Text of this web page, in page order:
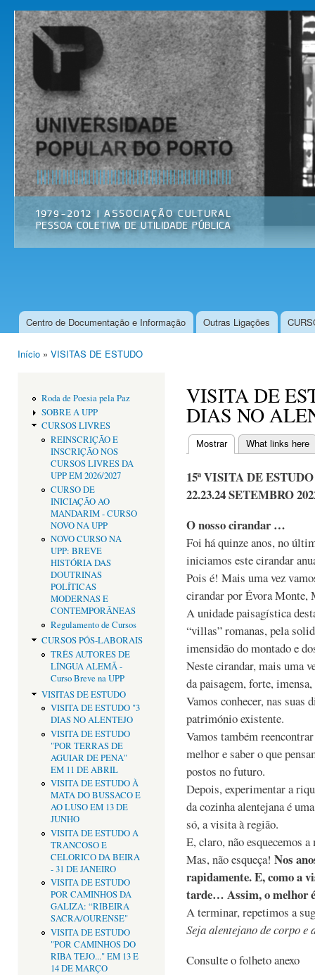
Universidade
Popular do
Porto
Associação
Cultural
Menu principal
Centro de Documentação e Informação Outras Ligações
Início » VISITAS DE ESTUDO
Roda de Poesia pela Paz
SOBRE A UPP
CURSOS LIVRES
REINSCRIÇÃO E
INSCRIÇÃO NOS
CURSOS LIVRES DA
UPP EM 2026/2027
CURSO DE
INICIAÇÃO AO
MANDARIM - CURSO
NOVO NA UPP
NOVO CURSO NA
UPP: BREVE
HISTÓRIA DAS
DOUTRINAS
POLÍTICAS
MODERNAS E
CONTEMPORÂNEAS
Regulamento de Cursos
CURSOS PÓS-LABORAIS
TRÊS AUTORES DE
LÍNGUA ALEMÃ -
Curso Breve na UPP
VISITAS DE ESTUDO
VISITA DE ESTUDO "3
DIAS NO ALENTEJO
VISITA DE ESTUDO
"POR TERRAS DE
AGUIAR DE PENA"
EM 11 DE ABRIL
VISITA DE ESTUDO À
MATA DO BUSSACO E
AO LUSO EM 13 DE
JUNHO
VISITA DE ESTUDO A
TRANCOSO E
CELORICO DA BEIRA
- 31 DE JANEIRO
VISITA DE ESTUDO
POR CAMINHOS DA
GALIZA: “RIBEIRA
SACRA/OURENSE"
VISITA DE ESTUDO
"POR CAMINHOS DO
RIBA TEJO..." EM 13 E
14 DE MARÇO
VISITA DE
DIAS NO
Separadores
Mostrar(separador ativo)
What links here
15ª VISITA DE
22.23.24 SETEMBRO
O nosso cirandar …
Foi há quinze anos, no
iniciamos este cirandar
Pois é! Mais uma vez
cirandar por Évora Monte,
A unidade paisagística
“villas” romanas, pela
imensidão do montado e
Neste cirandar, mais uma
da paisagem, forte,
Vamos conhecer, nas suas
património existente.
Vamos também
melhor e saber o que
postos no futuro.
Depois, experimentar a
da cozinha alentejana é
só, a visita à região.
E, claro, não esquecemos
Mas, não esqueça! Nos
rapidamente. E, como a
tarde… Assim, o melhor
A terminar, repetimos a
Seja alentejano de corpo
Consulte o folheto anexo